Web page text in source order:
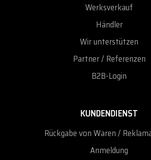
Werksverkauf
Händler
Wir unterstützen
Partner / Referenzen
B2B-Login
KUNDENDIENST
Rückgabe von Waren /
Anmeldung